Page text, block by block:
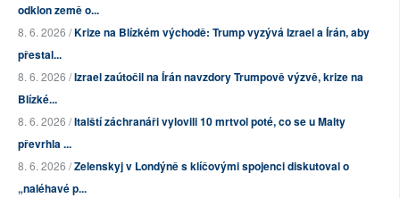
odklon země o...
8. 6. 2026 /Krize na Blízkém východě: Trump vyzývá Izrael a Írán, aby
přestal...
8. 6. 2026 /Izrael zaútočil na Írán navzdory Trumpově výzvě, krize na
Blízké...
8. 6. 2026 /Italští záchranáři vylovili 10 mrtvol poté, co se u Malty
převrhla ...
8. 6. 2026 /Zelenskyj v Londýně s klíčovými spojenci diskutoval o
„naléhavé p...